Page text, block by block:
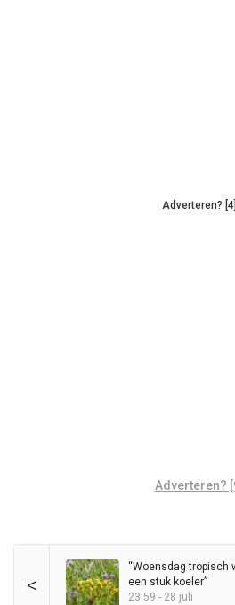
Adverteren? [4]
Adverteren?
<
“Woensdag tropisch
een stuk koeler”
23:59 - 28 juli